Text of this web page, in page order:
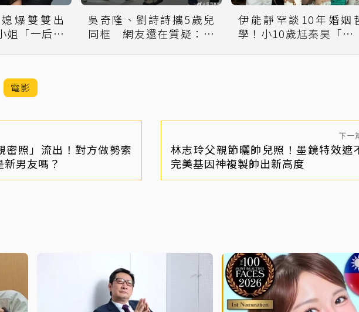
爆雙雙出
姐「一后三
吳奇隆、劉詩詩攜5歲兒
同框 網友還在質疑：離
伊能靜罕談10年婚姻
學！小10歲尪秦昊「撞臉
電影
密照」流出！對方做勢索
男友嗎？
下一
林志玲父親節曬帥兒照！墨鏡特效遮
完美基因神複製帥出新高度